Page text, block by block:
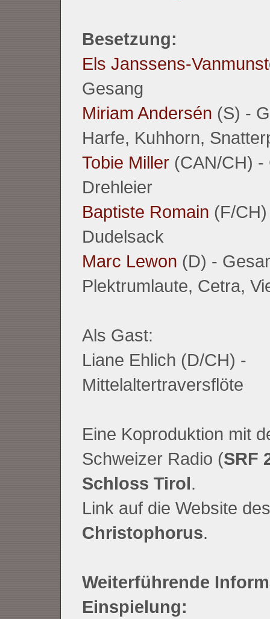
Besetzung:
Els Janssens-
Gesang
Miriam Andersén (S) -
Harfe, Kuhhorn,
Tobie Miller(CAN/CH) -
Drehleier
Baptiste Romain (F/
Dudelsack
Marc Lewon (D) -
Plektrumlaute, Cetra,
Als Gast:
Liane Ehlich (D/CH) -
Mittelaltertraversflöte
Eine Koproduktion mit
Schweizer Radio (SRF
Schloss Tirol.
Link auf die Website
Christophorus.
Weiterführende
Einspielung: